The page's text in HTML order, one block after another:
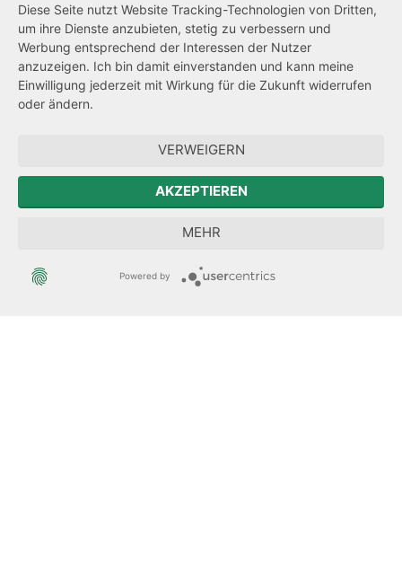
Netiquette
Transparenzanspruch
Hinweisgeberschutz
Forum Mitteleuropa
Der Sächsische Integrationsbeauftragte
Sächsische Landesbeauftragte zur Aufarbeitung der SED-
Diese Seite nutzt Website Tracking-Technologien von Dritten,
um ihre Dienste anzubieten, stetig zu verbessern und
Werbung entsprechend der Interessen der Nutzer
anzuzeigen. Ich bin damit einverstanden und kann meine
Einwilligung jederzeit mit Wirkung für die Zukunft widerrufen
oder ändern.
VERWEIGERN
AKZEPTIEREN
MEHR
Powered by